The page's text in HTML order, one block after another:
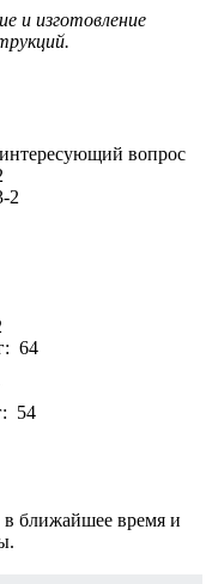
и изготовление
вопрос
2
64
54
ближайшее время и